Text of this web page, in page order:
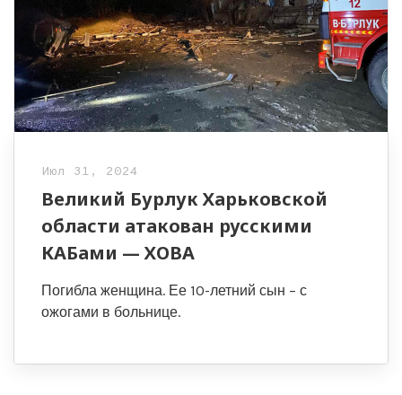
Июл 31, 2024
Великий Бурлук Харьковской
области атакован русскими
КАБами — ХОВА
Погибла женщина. Ее 10-летний сын – с
ожогами в больнице.